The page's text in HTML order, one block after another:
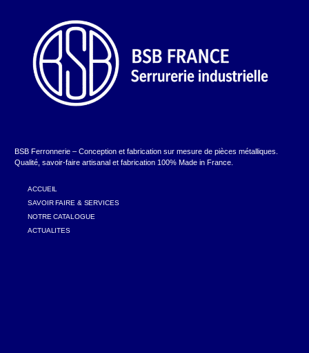
BSB Ferronnerie – Conception et fabrication sur mesure de pièces métalliques.
Qualité, savoir-faire artisanal et fabrication 100% Made in France.
ACCUEIL
SAVOIR FAIRE & SERVICES
NOTRE CATALOGUE
ACTUALITES